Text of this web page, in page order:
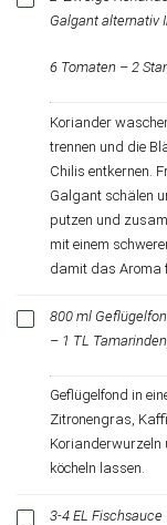
Galgant alternativ
6 Tomaten – 2
Koriander
trennen und die
Chilis entkernen.
Galgant schälen
putzen und
mit einem
damit das Aroma
800 ml
– 1 TL
Geflügelfond in
Zitronengras,
Korianderwurzeln
köcheln lassen.
3-4 EL